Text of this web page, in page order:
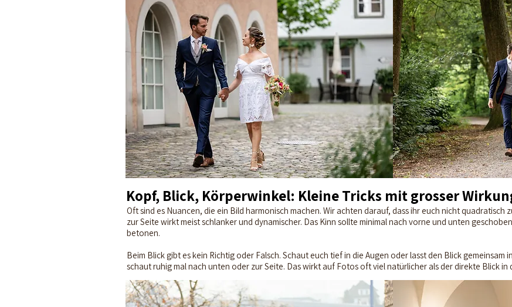
Kopf, Blick, Körperwinkel: Kleine Tricks mit grosser
Oft sind es Nuancen, die ein Bild harmonisch machen. Wir achten darauf, dass ihr euch nicht quadratisch
zur Seite wirkt meist schlanker und dynamischer. Das Kinn sollte minimal nach vorne und unten
betonen.
Beim Blick gibt es kein Richtig oder Falsch. Schaut euch tief in die Augen oder lasst den Blick gemeinsam
schaut ruhig mal nach unten oder zur Seite. Das wirkt auf Fotos oft viel natürlicher als der direkte Blick in